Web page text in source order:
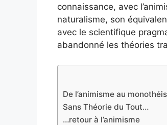
connaissance, avec
naturalisme, son
avec le scientifique
abandonné les théories
De l’animisme au
Sans Théorie du Tout…
…retour à l’animisme